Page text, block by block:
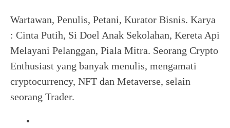
Wartawan, Penulis, Petani, Kurator Bisnis. Karya
: Cinta Putih, Si Doel Anak Sekolahan, Kereta Api
Melayani Pelanggan, Piala Mitra. Seorang Crypto
Enthusiast yang banyak menulis, mengamati
cryptocurrency, NFT dan Metaverse, selain
seorang Trader.